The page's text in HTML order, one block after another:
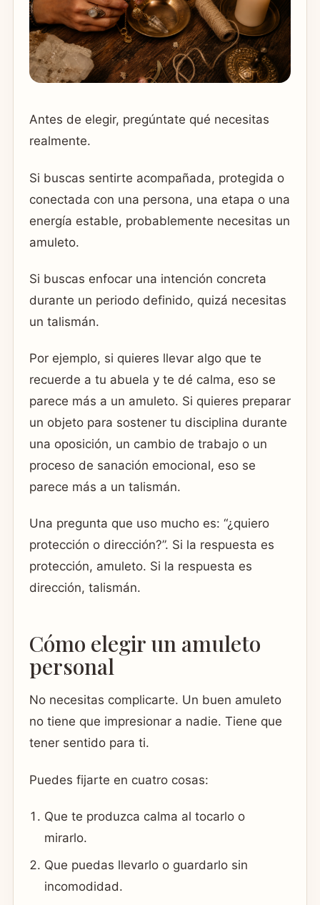
Antes de elegir, pregúntate qué necesitas
realmente.
Si buscas sentirte acompañada, protegida o
conectada con una persona, una etapa o una
energía estable, probablemente necesitas un
amuleto.
Si buscas enfocar una intención concreta
durante un periodo definido, quizá necesitas
un talismán.
Por ejemplo, si quieres llevar algo que te
recuerde a tu abuela y te dé calma, eso se
parece más a un amuleto. Si quieres preparar
un objeto para sostener tu disciplina durante
una oposición, un cambio de trabajo o un
proceso de sanación emocional, eso se
parece más a un talismán.
Una pregunta que uso mucho es: “¿quiero
protección o dirección?”. Si la respuesta es
protección, amuleto. Si la respuesta es
dirección, talismán.
Cómo elegir un amuleto
personal
No necesitas complicarte. Un buen amuleto
no tiene que impresionar a nadie. Tiene que
tener sentido para ti.
Puedes fijarte en cuatro cosas:
Que te produzca calma al tocarlo o
mirarlo.
Que puedas llevarlo o guardarlo sin
incomodidad.